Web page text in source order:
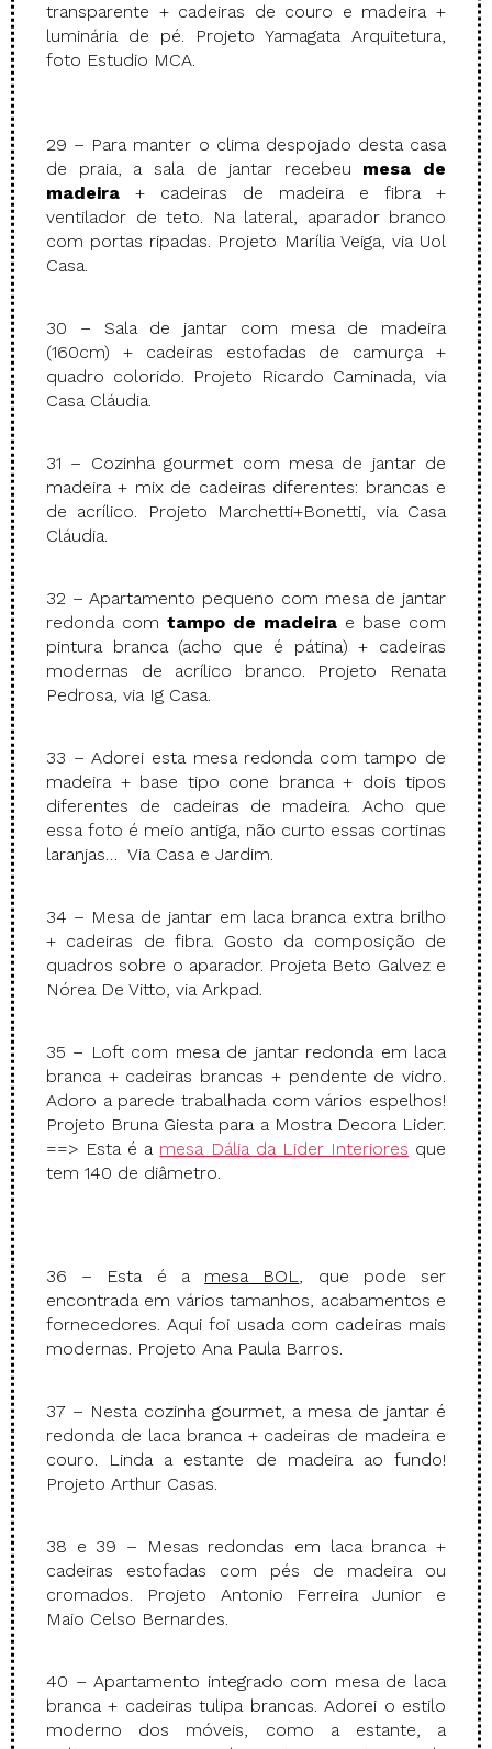
transparente + cadeiras de couro e madeira +
luminária de pé. Projeto Yamagata Arquitetura,
foto Estudio MCA.
29 – Para manter o clima despojado desta casa
de praia, a sala de jantar recebeu mesa de
madeira + cadeiras de madeira e fibra +
ventilador de teto. Na lateral, aparador branco
com portas ripadas. Projeto Marília Veiga, via Uol
Casa.
30 – Sala de jantar com mesa de madeira
(160cm) + cadeiras estofadas de camurça +
quadro colorido. Projeto Ricardo Caminada, via
Casa Cláudia.
31 – Cozinha gourmet com mesa de jantar de
madeira + mix de cadeiras diferentes: brancas e
de acrílico. Projeto Marchetti+Bonetti, via Casa
Cláudia.
32 – Apartamento pequeno com mesa de jantar
redonda com tampo de madeira e base com
pintura branca (acho que é pátina) + cadeiras
modernas de acrílico branco. Projeto Renata
Pedrosa, via Ig Casa.
33 – Adorei esta mesa redonda com tampo de
madeira + base tipo cone branca + dois tipos
diferentes de cadeiras de madeira. Acho que
essa foto é meio antiga, não curto essas cortinas
laranjas… Via Casa e Jardim.
34 – Mesa de jantar em laca branca extra brilho
+ cadeiras de fibra. Gosto da composição de
quadros sobre o aparador. Projeta Beto Galvez e
Nórea De Vitto, via Arkpad.
35 – Loft com mesa de jantar redonda em laca
branca + cadeiras brancas + pendente de vidro.
Adoro a parede trabalhada com vários espelhos!
Projeto Bruna Giesta para a Mostra Decora Lider.
==> Esta é a mesa Dália da Lider Interiores que
tem 140 de diâmetro.
36 – Esta é a mesa BOL, que pode ser
encontrada em vários tamanhos, acabamentos e
fornecedores. Aqui foi usada com cadeiras mais
modernas. Projeto Ana Paula Barros.
37 – Nesta cozinha gourmet, a mesa de jantar é
redonda de laca branca + cadeiras de madeira e
couro. Linda a estante de madeira ao fundo!
Projeto Arthur Casas.
38 e 39 – Mesas redondas em laca branca +
cadeiras estofadas com pés de madeira ou
cromados. Projeto Antonio Ferreira Junior e
Maio Celso Bernardes.
40 – Apartamento integrado com mesa de laca
branca + cadeiras tulipa brancas. Adorei o estilo
moderno dos móveis, como a estante, a